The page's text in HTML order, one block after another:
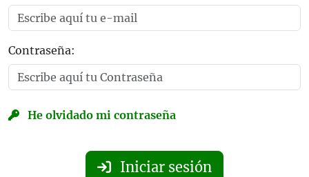
Contraseña:
He olvidado mi contraseña
Iniciar sesión